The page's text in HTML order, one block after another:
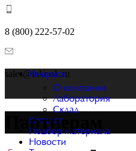
8 (800) 222-57-02
sales@inkrask.ru
Инкраск
О компании
Лаборатория
Склад
Каталог
Подбор материала
Новости
Партнерам